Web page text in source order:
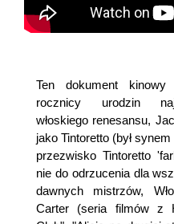
Ten dokument
rocznicy urodzin
włoskiego renesansu,
jako Tintoretto (był
przezwisko Tintoretto
nie do odrzucenia dla
dawnych mistrzów,
Carter (seria filmów z